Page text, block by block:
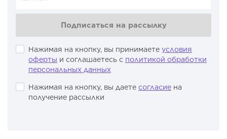
Подписаться на рассылку
Нажимая на кнопку, вы принимаете условия
оферты и соглашаетесь с политикой обработки
персональных данных
Нажимая на кнопку, вы даете согласие на
получение рассылки